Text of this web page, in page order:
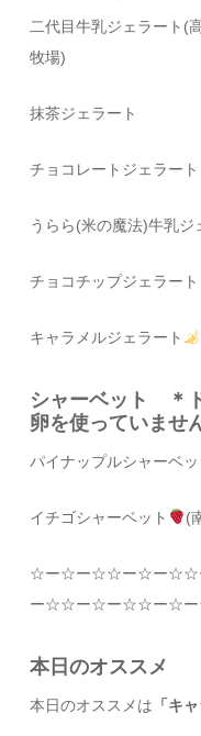
二代目牛乳ジェラート (
牧場)
抹茶ジェラート
チョコレートジェラート
うらら(米の魔法)牛乳ジ
チョコチップジェラート
キャラメルジェラート
シャーベット ＊
卵を使っていませ
パイナップルシャーベッ
イチゴシャーベット (
☆ー☆ー☆☆ー☆ー☆☆
ー☆☆ー☆ー☆☆ー☆ー
本日のオススメ
本日のオススメは 「キ